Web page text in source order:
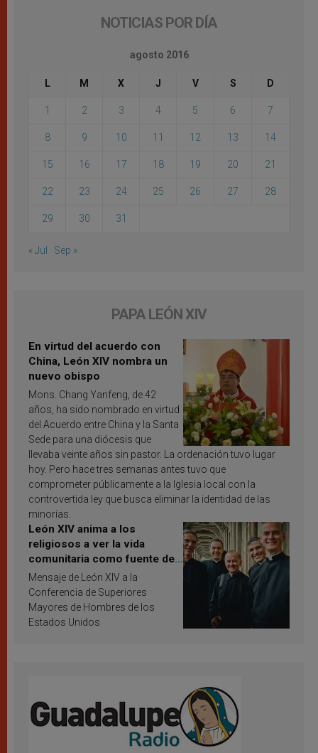
NOTICIAS POR DÍA
agosto 2016
L M X J V S D
1 2 3 4 5 6 7
8 9 10 11 12 13 14
15 16 17 18 19 20 21
22 23 24 25 26 27 28
29 30 31
« Jul Sep »
PAPA LEÓN XIV
En virtud del acuerdo con
China, León XIV nombra un
nuevo obispo
Mons. Chang Yanfeng, de 42
años, ha sido nombrado en virtud
del Acuerdo entre China y la Santa
Sede para una diócesis que
llevaba veinte años sin pastor. La ordenación tuvo lugar
hoy. Pero hace tres semanas antes tuvo que
comprometer públicamente a la Iglesia local con la
controvertida ley que busca eliminar la identidad de las
minorías.
León XIV anima a los
religiosos a ver la vida
comunitaria como fuente de
inspiración y santificación
Mensaje de León XIV a la
Conferencia de Superiores
Mayores de Hombres de los
Estados Unidos